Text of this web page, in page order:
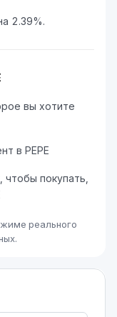
2.39%.
вы хотите
в PEPE
чтобы покупать,
реального